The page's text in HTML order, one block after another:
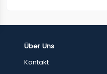
Über Uns
Kontakt